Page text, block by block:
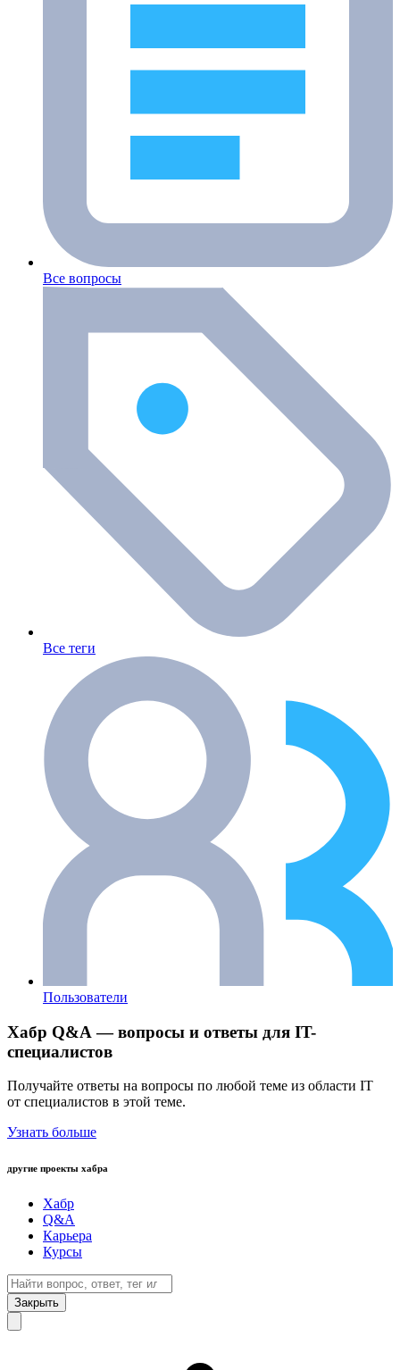
Все вопросы
Все теги
Пользователи
Хабр Q&A — вопросы и ответы для IT-
специалистов
Получайте ответы на вопросы по любой теме из области IT
от специалистов в этой теме.
Узнать больше
другие проекты хабра
Хабр
Q&A
Карьера
Курсы
Закрыть